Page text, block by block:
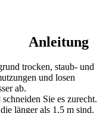
Anleitung
trocken, staub- und
und losen
ab.
Sie es zurecht.
länger als 1,5 m sind.